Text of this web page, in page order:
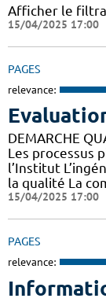
Afficher le
15/04/2025 17:00
PAGES
relevance:
DEMARCHE
Les processus
l’Institut
la qualité La
15/04/2025 17:00
PAGES
relevance: